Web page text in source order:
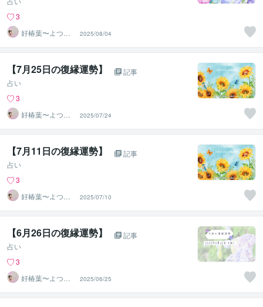
3
好椿葉〜よつ
ば〜
2025/08/04
【7月25日の復縁運勢】
記事
占い
3
好椿葉〜よつ
ば〜
2025/07/24
【7月11日の復縁運勢】
記事
占い
3
好椿葉〜よつ
ば〜
2025/07/10
【6月26日の復縁運勢】
記事
占い
3
好椿葉〜よつ
ば〜
2025/06/25